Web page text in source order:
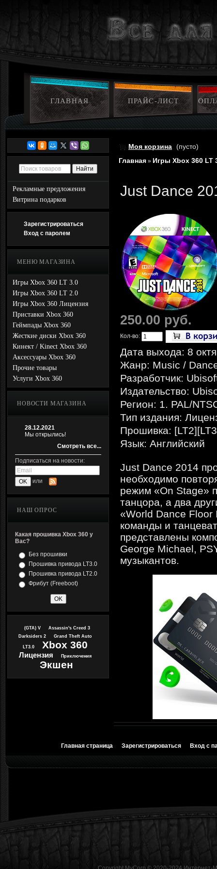
ГЛАВНАЯ ПРАЙС-ЛИСТ
Рекламные предложения
Витрина подарков
Зарегистрироваться
Вход с паролем
МЕНЮ МАГАЗИНА
Игры Xbox 360 LT 3.0
Игры Xbox 360 LT 2.0
Игры Xbox 360 Лицензия
Приставки Xbox 360
Геймпады Xbox 360
Жесткие диски Xbox 360
Кинект / Kinect Xbox 360
Аксессуары Xbox 360
Прочие товары
Услуги Xbox 360
НОВОСТИ МАГАЗИНА
28.12.2021
Мы открылись!
Смотреть все...
Подписаться на новости:
или
НАШ ОПРОС
Какая прошивка Xbox 360 у
Вас?
Без прошивки
Прошивка привода LT3.0
Прошивка привода LT2.0
Фрибут (Freeboot)
(GTA) V
Assassin's Creed 3
Darksiders 2
Grand Theft Auto
LT3.0 Xbox 360
Лицензия Приключения
Экшен
Моя корзина (пусто)
Главная » Игры Xbox 360 LT
Just Dance
250.00 руб.
Кол-во:
Дата выхода: 8
Жанр: Music /
Разработчик:
Издательство:
Регион: 1. PAL/
Тип издания:
Прошивка:
Язык: Английский
Just Dance 2014
необходимо
режим «On Stage»
танцора, а два
«World Dance Floor
команды и
представлены
George Michael,
музыкантов.
Главная страница Зарегистрироваться Вход с